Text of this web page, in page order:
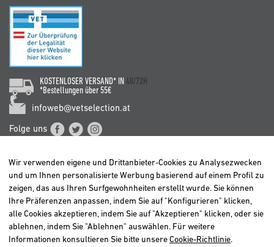
KOSTENLOSER VERSAND* IN 48/72H
*Bestellungen über 55€
infoweb@vetselection.at
Folge uns
BELGIË / BELGIQUE
DEUTSCHLAND
ESPAÑA
Wir verwenden eigene und Drittanbieter-Cookies zu Analysezwecken
und um Ihnen personalisierte Werbung basierend auf einem Profil zu
zeigen, das aus Ihren Surfgewohnheiten erstellt wurde. Sie können
Ihre Präferenzen anpassen, indem Sie auf "Konfigurieren" klicken,
alle Cookies akzeptieren, indem Sie auf "Akzeptieren" klicken, oder sie
ablehnen, indem Sie "Ablehnen" auswählen. Für weitere
Informationen konsultieren Sie bitte unsere Cookie-Richtlinie.